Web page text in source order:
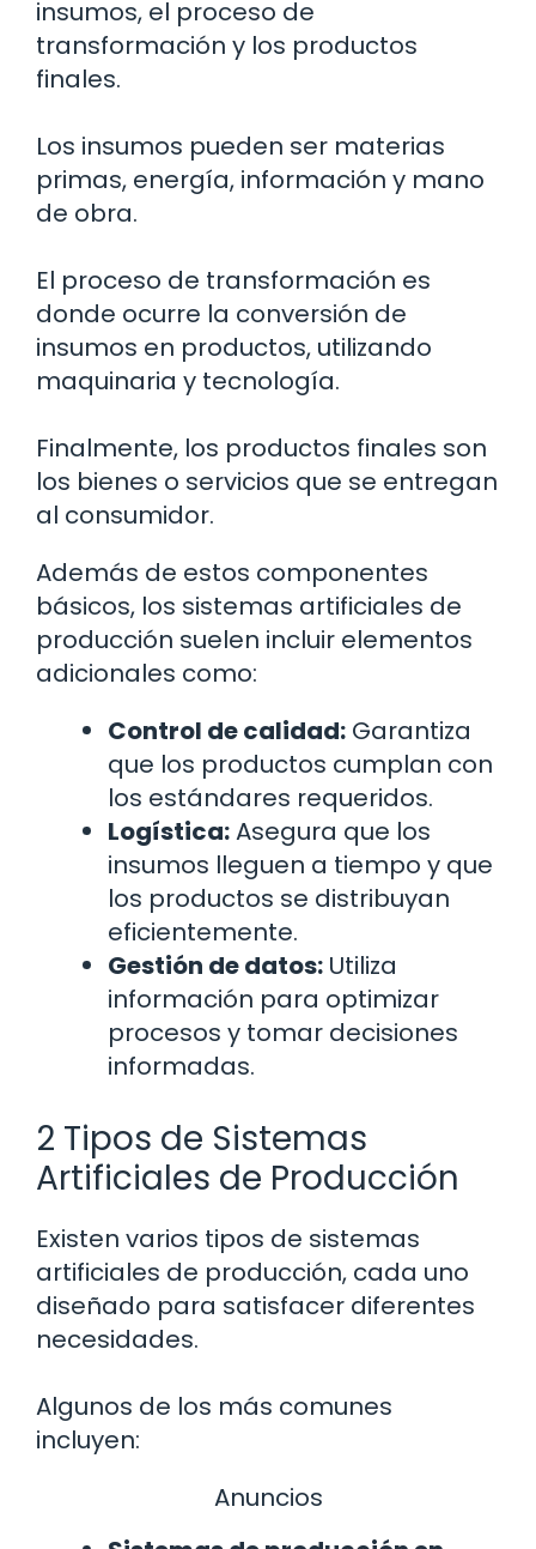
insumos, el proceso de
transformación y los productos
finales.
Los insumos pueden ser materias
primas, energía, información y mano
de obra.
El proceso de transformación es
donde ocurre la conversión de
insumos en productos, utilizando
maquinaria y tecnología.
Finalmente, los productos finales son
los bienes o servicios que se entregan
al consumidor.
Además de estos componentes
básicos, los sistemas artificiales de
producción suelen incluir elementos
adicionales como:
Control de calidad: Garantiza
que los productos cumplan con
los estándares requeridos.
Logística:Asegura que los
insumos lleguen a tiempo y que
los productos se distribuyan
eficientemente.
Gestión de datos: Utiliza
información para optimizar
procesos y tomar decisiones
informadas.
2 Tipos de Sistemas
Artificiales de Producción
Existen varios tipos de sistemas
artificiales de producción, cada uno
diseñado para satisfacer diferentes
necesidades.
Algunos de los más comunes
incluyen:
Anuncios